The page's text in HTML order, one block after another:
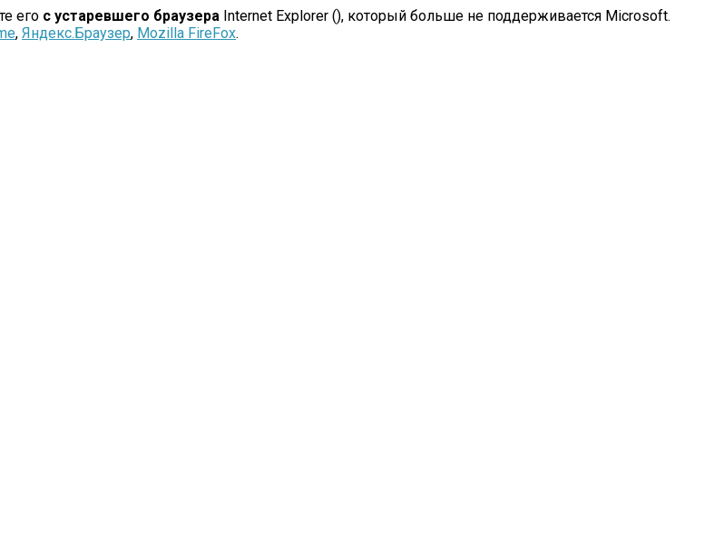
его с устаревшего браузера Internet Explorer (), который больше не поддерживается Microsoft.
, Яндекс.Браузер, Mozilla FireFox.